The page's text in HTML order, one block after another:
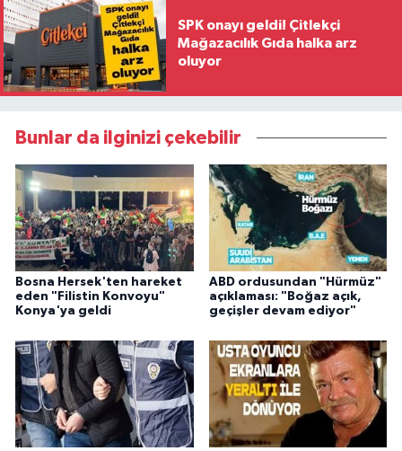
SPK onayı geldi! Çitlekçi
Mağazacılık Gıda halka arz
oluyor
Bunlar da ilginizi çekebilir
Bosna Hersek'ten hareket
eden "Filistin Konvoyu"
Konya'ya geldi
ABD ordusundan "Hürmüz"
açıklaması: "Boğaz açık,
geçişler devam ediyor"